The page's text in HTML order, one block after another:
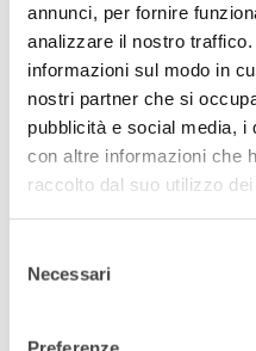
annunci, per fornire
analizzare il nostro
informazioni sul modo in
nostri partner che si
pubblicità e social media, i
con altre informazioni che
raccolto dal suo utilizzo
delNecessari
Acquisire
serve ancor di più
proprio sapere, per
approfondendo più
piace il marketing
digitale o alla
Capitalizzare le
di intraprendere